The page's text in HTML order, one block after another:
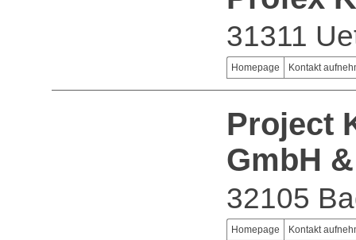
31311
Homepage Kontakt
Project
GmbH
32105
Homepage Kontakt